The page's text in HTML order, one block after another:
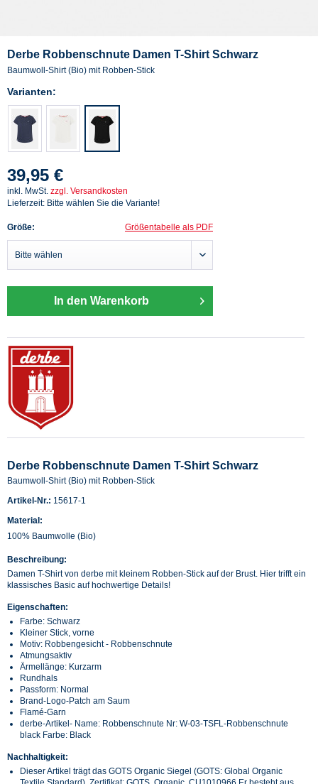
Derbe Robbenschnute Damen T-Shirt Schwarz
Baumwoll-Shirt (Bio) mit Robben-Stick
Varianten:
39,95 €
inkl. MwSt. zzgl. Versandkosten
Lieferzeit: Bitte wählen Sie die Variante!
Größe: Größentabelle als PDF
In den Warenkorb
Derbe Robbenschnute Damen T-Shirt Schwarz
Baumwoll-Shirt (Bio) mit Robben-Stick
Artikel-Nr.: 15617-1
Material:
100% Baumwolle (Bio)
Beschreibung:
Damen T-Shirt von derbe mit kleinem Robben-Stick auf der Brust. Hier trifft ein
klassisches Basic auf hochwertige Details!
Eigenschaften:
Farbe: Schwarz
Kleiner Stick, vorne
Motiv: Robbengesicht - Robbenschnute
Atmungsaktiv
Ärmellänge: Kurzarm
Rundhals
Passform: Normal
Brand-Logo-Patch am Saum
Flamé-Garn
derbe-Artikel- Name: Robbenschnute Nr: W-03-TSFL-Robbenschnute
black Farbe: Black
Nachhaltigkeit:
Dieser Artikel trägt das GOTS Organic Siegel (GOTS: Global Organic